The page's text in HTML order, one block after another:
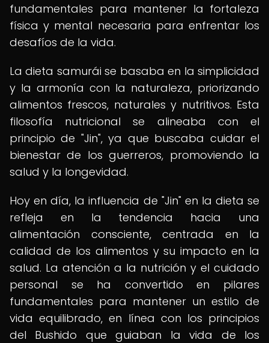
fundamentales para mantener la fortaleza
física y mental necesaria para enfrentar los
desafíos de la vida.
La dieta samurái se basaba en la simplicidad
y la armonía con la naturaleza, priorizando
alimentos frescos, naturales y nutritivos. Esta
filosofía nutricional se alineaba con el
principio de "Jin", ya que buscaba cuidar el
bienestar de los guerreros, promoviendo la
salud y la longevidad.
Hoy en día, la influencia de "Jin" en la dieta se
refleja en la tendencia hacia una
alimentación consciente, centrada en la
calidad de los alimentos y su impacto en la
salud. La atención a la nutrición y el cuidado
personal se ha convertido en pilares
fundamentales para mantener un estilo de
vida equilibrado, en línea con los principios
del Bushido que guiaban la vida de los